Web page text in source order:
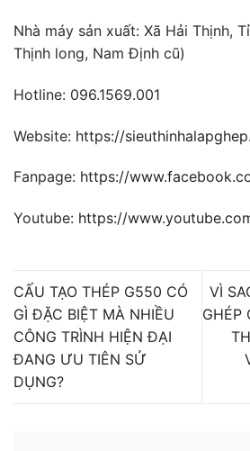
Nhà máy sản xuất: Xã Hải Thịnh,
Thịnh long, Nam Định cũ)
Hotline: 096.1569.001
Website: https://
Fanpage: https://
Youtube: https://
CẤU TẠO THÉP G550 CÓ
GÌ ĐẶC BIỆT MÀ NHIỀU
CÔNG TRÌNH HIỆN ĐẠI
ĐANG ƯU TIÊN SỬ
DỤNG?
VÌ
GHÉP